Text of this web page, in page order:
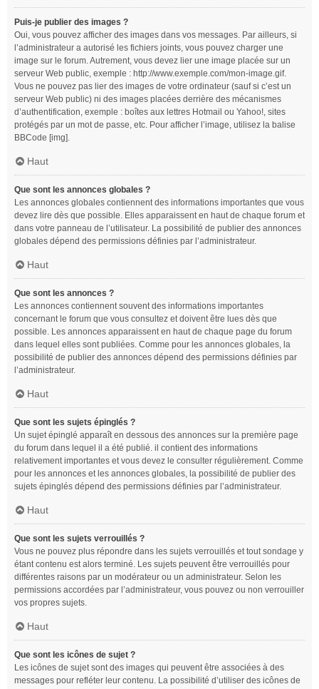
Puis-je publier des images ?
Oui, vous pouvez afficher des images dans vos messages. Par ailleurs, si
l’administrateur a autorisé les fichiers joints, vous pouvez charger une
image sur le forum. Autrement, vous devez lier une image placée sur un
serveur Web public, exemple : http://www.exemple.com/mon-image.gif.
Vous ne pouvez pas lier des images de votre ordinateur (sauf si c’est un
serveur Web public) ni des images placées derrière des mécanismes
d’authentification, exemple : boîtes aux lettres Hotmail ou Yahoo!, sites
protégés par un mot de passe, etc. Pour afficher l’image, utilisez la balise
BBCode [img].
Haut
Que sont les annonces globales ?
Les annonces globales contiennent des informations importantes que vous
devez lire dès que possible. Elles apparaissent en haut de chaque forum et
dans votre panneau de l’utilisateur. La possibilité de publier des annonces
globales dépend des permissions définies par l’administrateur.
Haut
Que sont les annonces ?
Les annonces contiennent souvent des informations importantes
concernant le forum que vous consultez et doivent être lues dès que
possible. Les annonces apparaissent en haut de chaque page du forum
dans lequel elles sont publiées. Comme pour les annonces globales, la
possibilité de publier des annonces dépend des permissions définies par
l’administrateur.
Haut
Que sont les sujets épinglés ?
Un sujet épinglé apparaît en dessous des annonces sur la première page
du forum dans lequel il a été publié. il contient des informations
relativement importantes et vous devez le consulter régulièrement. Comme
pour les annonces et les annonces globales, la possibilité de publier des
sujets épinglés dépend des permissions définies par l’administrateur.
Haut
Que sont les sujets verrouillés ?
Vous ne pouvez plus répondre dans les sujets verrouillés et tout sondage y
étant contenu est alors terminé. Les sujets peuvent être verrouillés pour
différentes raisons par un modérateur ou un administrateur. Selon les
permissions accordées par l’administrateur, vous pouvez ou non verrouiller
vos propres sujets.
Haut
Que sont les icônes de sujet ?
Les icônes de sujet sont des images qui peuvent être associées à des
messages pour refléter leur contenu. La possibilité d’utiliser des icônes de